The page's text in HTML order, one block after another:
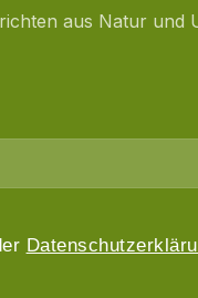
aus Natur und